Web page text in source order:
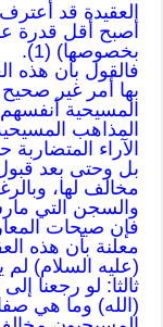
العقيدة قد
أصبح أقل قدرة
بخصوصها) (1).
فالقول بأن هذه
بها أمر غير
المسيحية
المذاهب
الآراء
بل وحتى بعد
مخالف لها،
والسجن التي
فإن صيحات
معلنة بأن هذه
(عليه السلام) لم
ثالثا: لو رجعنا
(الله) وما هي